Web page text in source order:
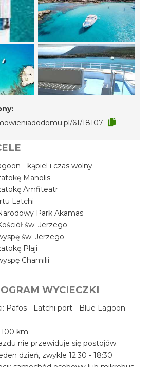
61/18107
- kąpiel i czas wolny
Manolis
Amfiteatr
Latchi
Park Akamas
św. Jerzego
św. Jerzego
Plaji
Chamilii
WYCIECZKI
Pafos - Latchi port - Blue Lagoon -
100 km
nie przewiduje się postojów.
dzień, zwykle 12:30 - 18:30